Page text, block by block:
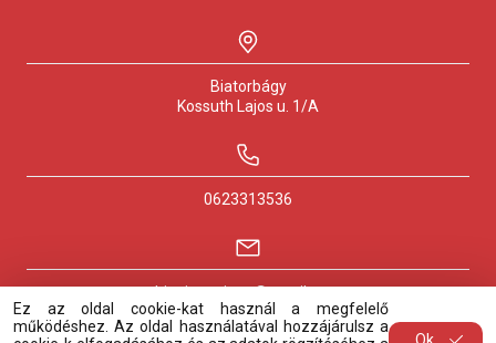
Biatorbágy
Kossuth Lajos u. 1/A
0623313536
biapizzapizza@gmail.com
Ez az oldal cookie-kat használ a megfelelő
működéshez. Az oldal használatával hozzájárulsz a